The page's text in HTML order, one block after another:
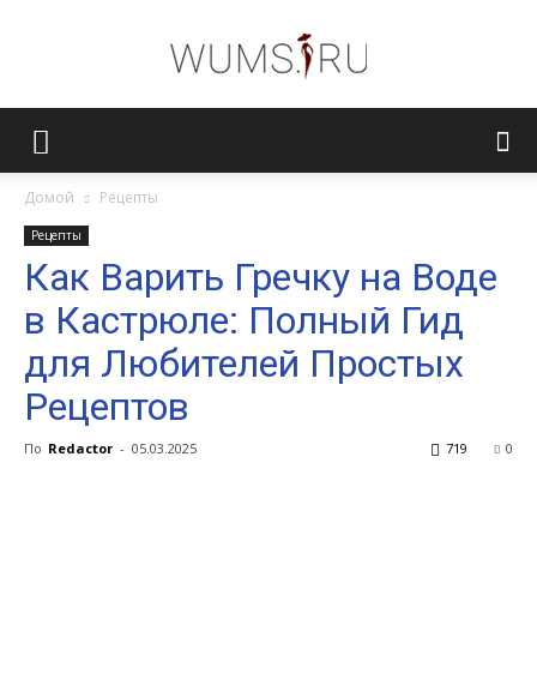
WUMENS.SU
Домой Рецепты
Рецепты
Как Варить Гречку на Воде
в Кастрюле: Полный Гид
для Любителей Простых
Рецептов
По Redactor - 05.03.2025 0
719